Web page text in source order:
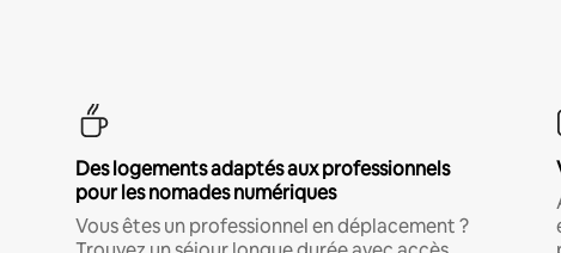
Des logements adaptés aux professionnels
pour les nomades numériques
Vous êtes un professionnel en déplacement ?